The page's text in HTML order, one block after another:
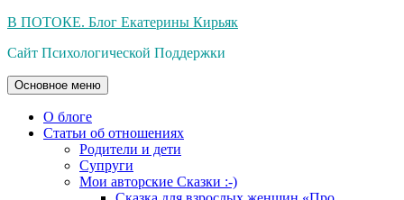
Перейти
содержимому
В ПОТОКЕ. Блог Екатерины Кирьяк
Сайт Психологической Поддержки
Основное меню
О блоге
Статьи об отношениях
Родители и дети
Супруги
Мои авторские Сказки :-)